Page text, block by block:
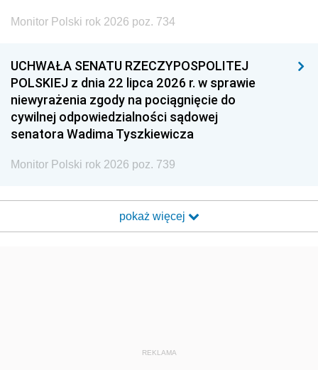
Monitor Polski rok 2026 poz. 734
UCHWAŁA SENATU RZECZYPOSPOLITEJ
POLSKIEJ z dnia 22 lipca 2026 r. w sprawie
niewyrażenia zgody na pociągnięcie do
cywilnej odpowiedzialności sądowej
senatora Wadima Tyszkiewicza
Monitor Polski rok 2026 poz. 739
pokaż więcej
REKLAMA